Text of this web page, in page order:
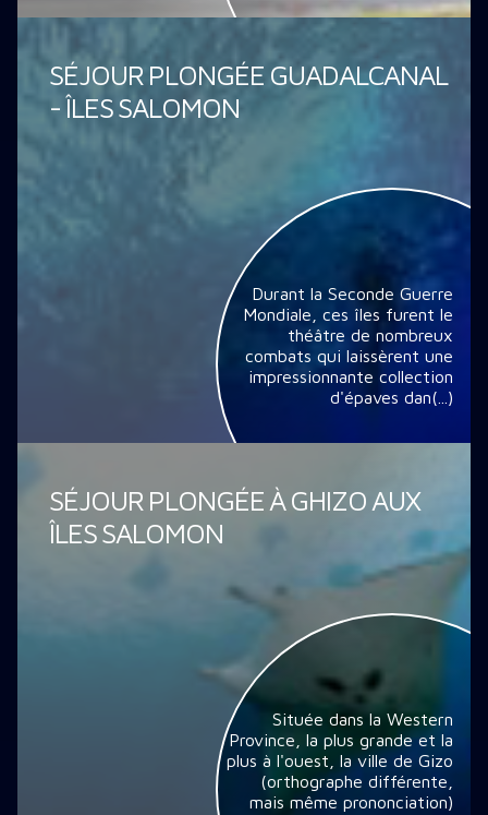
SÉJOUR PLONGÉE GUADALCANAL
- ÎLES SALOMON
Durant la Seconde Guerre
Mondiale, ces îles furent le
théâtre de nombreux
combats qui laissèrent une
impressionnante collection
d'épaves dan(...)
SÉJOUR PLONGÉE À GHIZO AUX
ÎLES SALOMON
Située dans la Western
Province, la plus grande et la
plus à l'ouest, la ville de Gizo
(orthographe différente,
mais même prononciation)